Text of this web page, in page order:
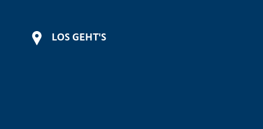
LOS GEHT'S